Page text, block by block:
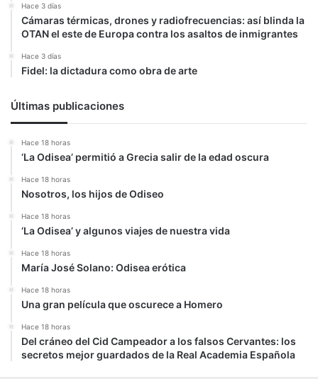
Hace 3 días
Cámaras térmicas, drones y radiofrecuencias: así blinda la
OTAN el este de Europa contra los asaltos de inmigrantes
Hace 3 días
Fidel: la dictadura como obra de arte
Últimas publicaciones
Hace 18 horas
‘La Odisea’ permitió a Grecia salir de la edad oscura
Hace 18 horas
Nosotros, los hijos de Odiseo
Hace 18 horas
‘La Odisea’ y algunos viajes de nuestra vida
Hace 18 horas
María José Solano: Odisea erótica
Hace 18 horas
Una gran película que oscurece a Homero
Hace 18 horas
Del cráneo del Cid Campeador a los falsos Cervantes: los
secretos mejor guardados de la Real Academia Española